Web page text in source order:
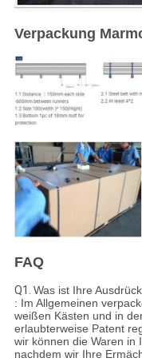
Verpackung
FAQ
Q1. Was ist Ihre
: Im Allgemeinen
weißen Kästen und in
erlaubterweise Patent
wir können die Waren in
nachdem wir Ihre